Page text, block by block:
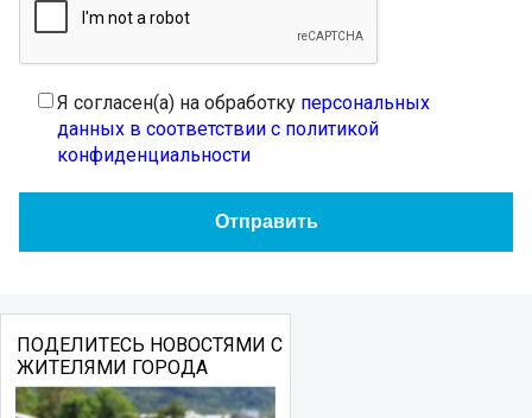
Я согласен(а) на обработку персональных
данных в соответствии с политикой
конфиденциальности
ПОДЕЛИТЕСЬ НОВОСТЯМИ С
ЖИТЕЛЯМИ ГОРОДА